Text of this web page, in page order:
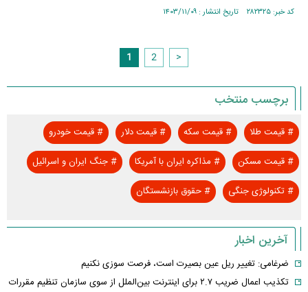
کد خبر: ۲۸۲۳۲۵ تاریخ انتشار : ۱۴۰۳/۱۱/۰۹
1 2 >
برچسب منتخب
#قیمت طلا #قیمت سکه #قیمت دلار #قیمت خودرو
#قیمت مسکن # مذاکره ایران با آمریکا #جنگ ایران و اسرائیل
#تکنولوژی جنگی #حقوق بازنشستگان
آخرین اخبار
ضرغامی: تغییر ریل عین بصیرت است، فرصت سوزی نکنیم
تکذیب اعمال ضریب ۲.۷ برای اینترنت بین‌الملل از سوی سازمان تنظیم مقررات